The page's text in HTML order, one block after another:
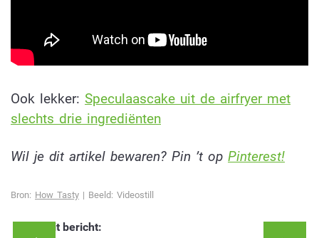
Ook lekker: Speculaascake uit de airfryer met
slechts drie ingrediënten
Wil je dit artikel bewaren? Pin ’t op Pinterest!
Bron: How Tasty | Beeld: Videostill
Deel dit bericht: